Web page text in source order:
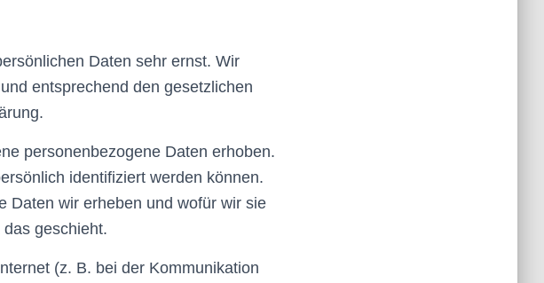
Daten sehr ernst. Wir
entsprechend den gesetzlichen
personenbezogene Daten erhoben.
identifiziert werden können.
Daten wir erheben und wofür wir sie
geschieht.
(z. B. bei der Kommunikation